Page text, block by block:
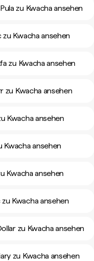
zu Kwacha ansehen
Kwacha ansehen
zu Kwacha ansehen
zu Kwacha ansehen
Kwacha ansehen
Kwacha ansehen
Kwacha ansehen
Kwacha ansehen
zu Kwacha ansehen
zu Kwacha ansehen